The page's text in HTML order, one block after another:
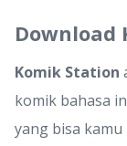
Download
Komik Station
komik bahasa
yang bisa